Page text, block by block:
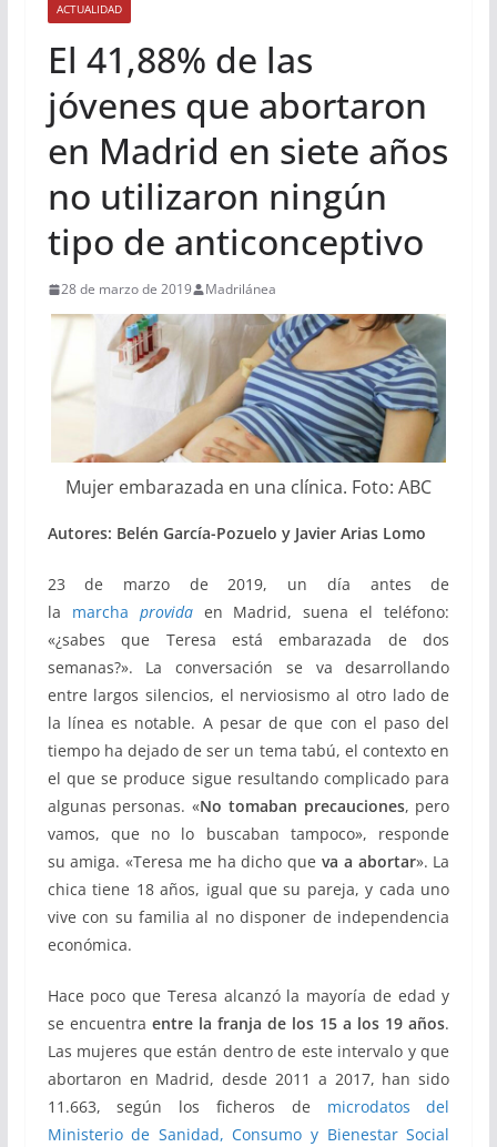
ACTUALIDAD
El 41,88% de las
jóvenes que abortaron
en Madrid en siete años
no utilizaron ningún
tipo de anticonceptivo
28 de marzo de 2019 Madrilánea
Mujer embarazada en una clínica. Foto: ABC
Autores: Belén García-Pozuelo y Javier Arias Lomo
23 de marzo de 2019, un día antes de
la marcha provida en Madrid, suena el teléfono:
«¿sabes que Teresa está embarazada de dos
semanas?». La conversación se va desarrollando
entre largos silencios, el nerviosismo al otro lado de
la línea es notable. A pesar de que con el paso del
tiempo ha dejado de ser un tema tabú, el contexto en
el que se produce sigue resultando complicado para
algunas personas.«No tomaban precauciones, pero
vamos, que no lo buscaban tampoco», responde
su amiga. «Teresa me ha dicho queva a abortar». La
chica tiene 18 años, igual que su pareja, y cada uno
vive con su familia al no disponer de independencia
económica.
Hace poco que Teresa alcanzó la mayoría de edad y
se encuentra entre la franja de los 15 a los 19 años.
Las mujeres que están dentro de este intervalo y que
abortaron en Madrid, desde 2011 a 2017, han sido
11.663, según los ficheros de microdatos del
Ministerio de Sanidad, Consumo y Bienestar Social